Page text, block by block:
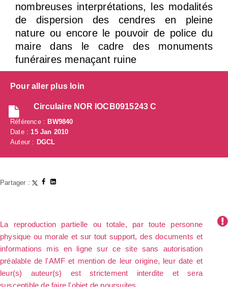
nombreuses interprétations, les modalités
de dispersion des cendres en pleine
nature ou encore le pouvoir de police du
maire dans le cadre des monuments
funéraires menaçant ruine
Pour aller plus loin
Circulaire NOR IOCB0915243 C
Référence : BW9840
Date :15 Jan 2010
Auteur : DGCL
Partager :
La reproduction partielle ou totale, par toute personne
physique ou morale et sur tout support, des documents et
informations mis en ligne sur ce site sans autorisation
préalable de l'AMF et mention de leur origine, leur date et
leur(s) auteur(s) est strictement interdite et sera